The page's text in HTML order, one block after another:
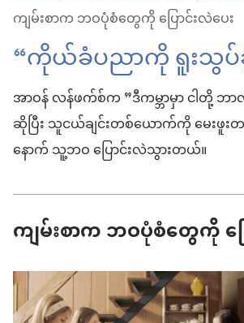
ကျမ်းစာက ဘဝပုံစံတွေကို ပြောင်းလဲပေး
“ကိုယ်ခံပညာကို ရူးသွပ်
အာဝန် လန်ဖက်စ်က ”ဒီကမ္ဘာမှာ ငါတို့ ဘ
ဆိုပြီး သူငယ်ချင်းတစ်ယောက်ကို မေးဖူးတ
နောက် သူ့ဘဝ ပြောင်းလဲသွားတယ်။
ကျမ်းစာက ဘဝပုံစံတွေကို ပြ